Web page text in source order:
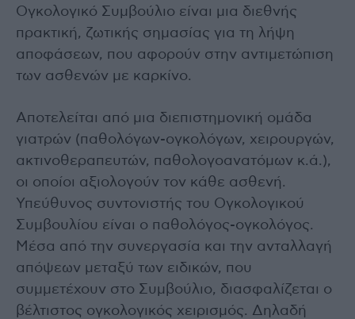
Ογκολογικό Συμβούλιο είναι μια διεθνής
πρακτική, ζωτικής σημασίας για τη λήψη
αποφάσεων, που αφορούν στην αντιμετώπιση
των ασθενών με καρκίνο.
Αποτελείται από μια διεπιστημονική ομάδα
γιατρών (παθολόγων-ογκολόγων, χειρουργών,
ακτινοθεραπευτών, παθολογοανατόμων κ.ά.),
οι οποίοι αξιολογούν τον κάθε ασθενή.
Υπεύθυνος συντονιστής του Ογκολογικού
Συμβουλίου είναι ο παθολόγος-ογκολόγος.
Μέσα από την συνεργασία και την ανταλλαγή
απόψεων μεταξύ των ειδικών, που
συμμετέχουν στο Συμβούλιο, διασφαλίζεται ο
βέλτιστος ογκολογικός χειρισμός. Δηλαδή